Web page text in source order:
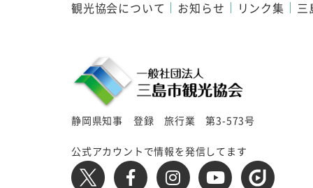
観光協会について お知らせ リンク集 三
静岡県知事 登録 旅行業 第3-573号
公式アカウントで情報を発信してます